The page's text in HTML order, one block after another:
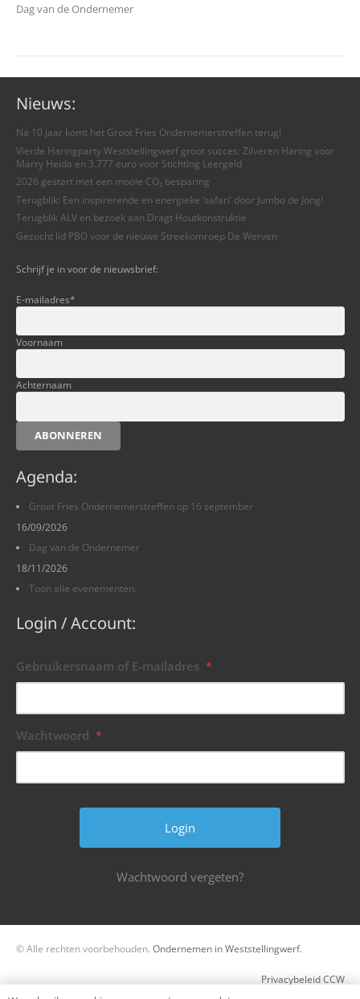
Dag van de Ondernemer
Nieuws:
Na 10 jaar komt het Groot Fries Ondernemerstreffen terug!
Vierde Haringparty Weststellingwerf groot succes: Zilveren Haring voor
Marry Heida en 3.777 euro voor Stichting Leergeld
2026 gestart met een mooie CO₂ besparing
Terugblik: Een inspirerende en energieke ‘safari’ door Jumbo de Jong!
Terugblik ALV en bezoek aan Dragt Houtkonstruktie
Gezocht lid PBO voor de nieuwe Streekomroep De Werven
Schrijf je in voor de nieuwsbrief:
E-mailadres*
Voornaam
Achternaam
ABONNEREN
Agenda:
Groot Fries Ondernemerstreffen op 16 september
16/09/2026
Dag van de Ondernemer
18/11/2026
Toon alle evenementen.
Login / Account:
Gebruikersnaam of E-mailadres *
Wachtwoord *
Wachtwoord vergeten?
© Alle rechten voorbehouden. Ondernemen in Weststellingwerf.
Privacybeleid CCW